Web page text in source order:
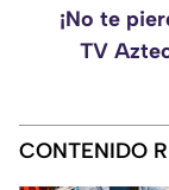
¡No te
TV
CONTENIDO